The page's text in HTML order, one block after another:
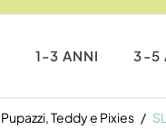
1-3 ANNI 3-5
Pupazzi, Teddy e Pixies